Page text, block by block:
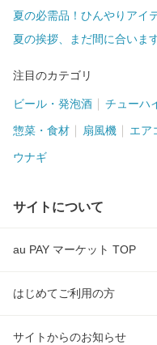
夏の必需品！ひんやりアイ
夏の挨拶、まだ間に合います
注目のカテゴリ
ビール・発泡酒 チューハ
惣菜・食材 扇風機 エア
ウナギ
サイトについて
au PAY マーケット TOP
はじめてご利用の方
サイトからのお知らせ